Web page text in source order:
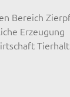
Bereich
Erzeugung